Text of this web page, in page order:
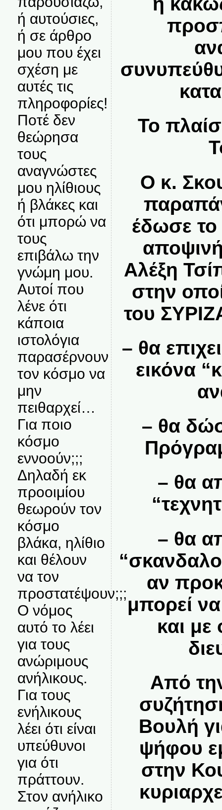
ή αυτούσιες,
ή σε άρθρο
μου που έχει
σχέση με
αυτές τις
πληροφορίες!
Ποτέ δεν
θεώρησα
τους
αναγνώστες
μου ηλίθιους
ή βλάκες και
ότι μπορώ να
τους
επιβάλω την
γνώμη μου.
Αυτοί που
λένε ότι
κάποια
ιστολόγια
παρασέρνουν
τον κόσμο να
μην
πειθαρχεί…
Για ποιο
κόσμο
εννοούν;;;
Δηλαδή εκ
προοιμίου
θεωρούν τον
κόσμο
βλάκα, ηλίθιο
και θέλουν
να τον
προστατέψουν;;;
Ο νόμος
αυτό το λέει
για τους
ανώριμους
ανήλικους.
Για τους
ενήλικους
λέει ότι είναι
υπεύθυνοι
για ότι
πράττουν.
Στον ανήλικο
Το
Ο κ.
έδωσε το
Αλέξη
στην
του
– θα
εικόνα
– θα
– θα
– θα
αν
μπορεί
και με
Από
Βουλή
ψήφου
στην